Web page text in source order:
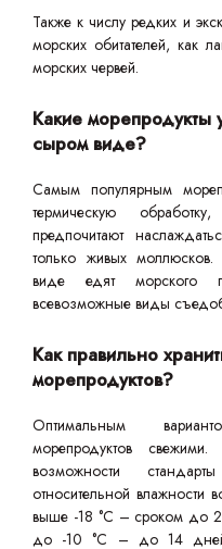
Также к числу редких и
морских обитателей, как
морских червей.
Какие морепродукты
сыром виде?
Самым популярным
термическую
предпочитают
только живых
виде едят морского
всевозможные виды
Как правильно
морепродуктов?
Оптимальным
морепродуктов
возможности
относительной влажности
выше -18 °C – сроком до
до -10 °C – до 14 дней.